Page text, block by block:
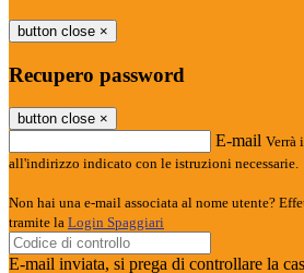
button close ×
Recupero password
button close ×
E-mail Verrà
all'indirizzo indicato con le istruzioni necessarie.
Non hai una e-mail associata al nome utente?
tramite la Login Spaggiari
E-mail inviata, si prega di controllare la